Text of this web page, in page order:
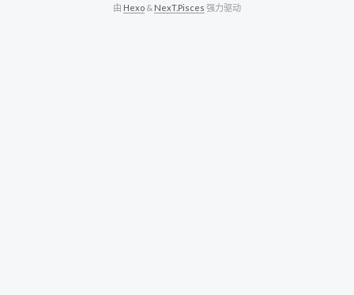
由 Hexo & NexT.Pisces 强力驱动